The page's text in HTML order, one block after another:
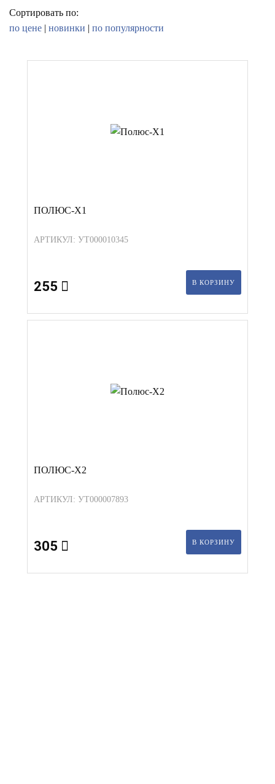
Сортировать по:
по цене | новинки | по популярности
ПОЛЮС-X1
АРТИКУЛ: УТ000010345
255 В КОРЗИНУ
ПОЛЮС-X2
АРТИКУЛ: УТ000007893
305 В КОРЗИНУ